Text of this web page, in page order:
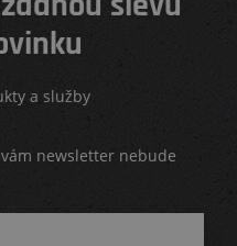
a služby
newsletter nebude